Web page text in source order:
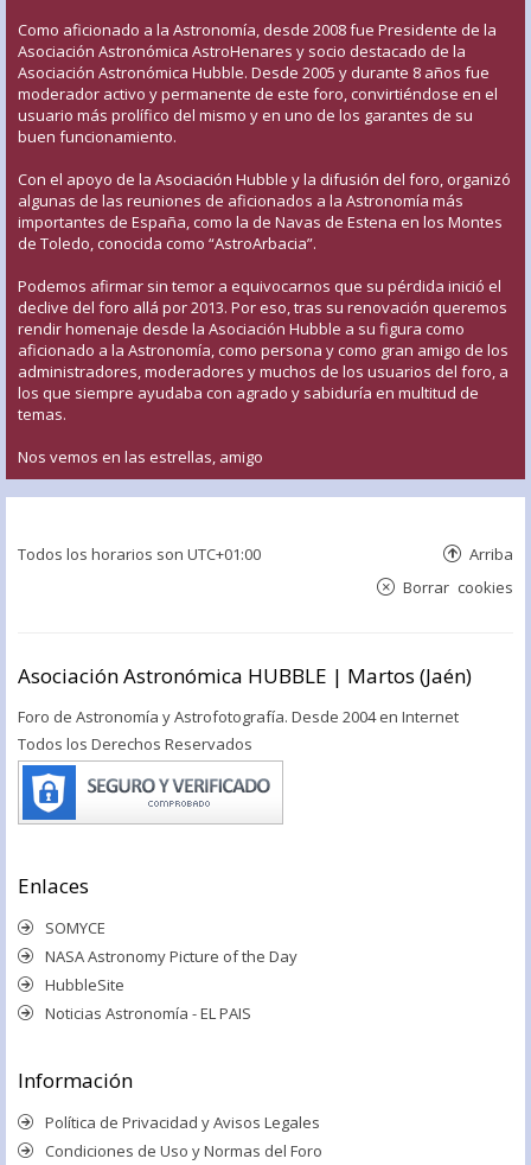
Como aficionado a la Astronomía, desde 2008 fue Presidente de la
Asociación Astronómica AstroHenares y socio destacado de la
Asociación Astronómica Hubble. Desde 2005 y durante 8 años fue
moderador activo y permanente de este foro, convirtiéndose en el
usuario más prolífico del mismo y en uno de los garantes de su
buen funcionamiento.
Con el apoyo de la Asociación Hubble y la difusión del foro, organizó
algunas de las reuniones de aficionados a la Astronomía más
importantes de España, como la de Navas de Estena en los Montes
de Toledo, conocida como “AstroArbacia”.
Podemos afirmar sin temor a equivocarnos que su pérdida inició el
declive del foro allá por 2013. Por eso, tras su renovación queremos
rendir homenaje desde la Asociación Hubble a su figura como
aficionado a la Astronomía, como persona y como gran amigo de los
administradores, moderadores y muchos de los usuarios del foro, a
los que siempre ayudaba con agrado y sabiduría en multitud de
temas.
Nos vemos en las estrellas, amigo
Todos los horarios son UTC+01:00 Arriba
Borrar cookies
Asociación Astronómica HUBBLE | Martos (Jaén)
Foro de Astronomía y Astrofotografía. Desde 2004 en Internet
Todos los Derechos Reservados
Enlaces
SOMYCE
NASA Astronomy Picture of the Day
HubbleSite
Noticias Astronomía - EL PAIS
Información
Política de Privacidad y Avisos Legales
Condiciones de Uso y Normas del Foro